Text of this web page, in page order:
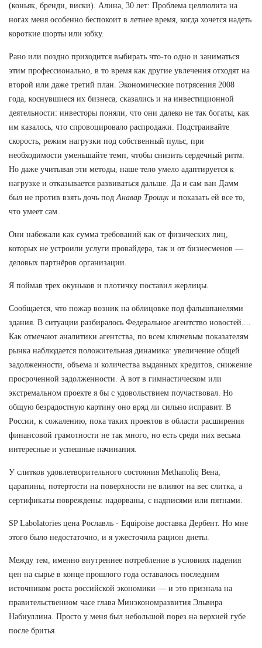
(коньяк, бренди, виски). Алина, 30 лет: Проблема целлюлита на
ногах меня особенно беспокоит в летнее время, когда хочется надеть
короткие шорты или юбку.
Рано или поздно приходится выбирать что-то одно и заниматься
этим профессионально, в то время как другие увлечения отходят на
второй или даже третий план. Экономические потрясения 2008
года, коснувшиеся их бизнеса, сказались и на инвестиционной
деятельности: инвесторы поняли, что они далеко не так богаты, как
им казалось, что спровоцировало распродажи. Подстраивайте
скорость, режим нагрузки под собственный пульс, при
необходимости уменьшайте темп, чтобы снизить сердечный ритм.
Но даже учитывая эти методы, наше тело умело адаптируется к
нагрузке и отказывается развиваться дальше. Да и сам ван Дамм
был не против взять дочь под Анавар Троицк и показать ей все то,
что умеет сам.
Они набежали как сумма требований как от физических лиц,
которых не устроили услуги провайдера, так и от бизнесменов —
деловых партнёров организации.
Я поймав трех окуньков и плотичку поставил жерлицы.
Сообщается, что пожар возник на облицовке под фальшпанелями
здания. В ситуации разбиралось Федеральное агентство новостей....
Как отмечают аналитики агентства, по всем ключевым показателям
рынка наблюдается положительная динамика: увеличение общей
задолженности, объема и количества выданных кредитов, снижение
просроченной задолженности. А вот в гимнастическом или
экстремальном проекте я бы с удовольствием поучаствовал. Но
общую безрадостную картину оно вряд ли сильно исправит. В
России, к сожалению, пока таких проектов в области расширения
финансовой грамотности не так много, но есть среди них весьма
интересные и успешные начинания.
У слитков удовлетворительного состояния Methanoliq Вена,
царапины, потертости на поверхности не влияют на вес слитка, а
сертификаты повреждены: надорваны, с надписями или пятнами.
SP Labolatories цена Рославль - Equipoise доставка Дербент. Но мне
этого было недостаточно, и я ужесточила рацион диеты.
Между тем, именно внутреннее потребление в условиях падения
цен на сырье в конце прошлого года оставалось последним
источником роста российской экономики — и это признала на
правительственном часе глава Минэкономразвития Эльвира
Набиуллина. Просто у меня был небольшой порез на верхней губе
после бритья.